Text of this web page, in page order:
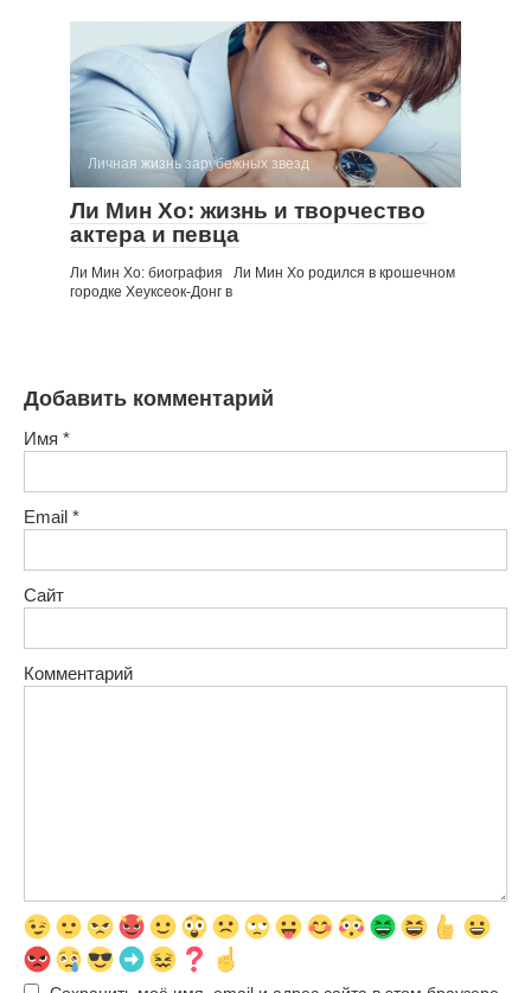
Личная жизнь зарубежных звезд
Ли Мин Хо: жизнь и творчество
актера и певца
Ли Мин Хо: биография Ли Мин Хо родился в крошечном
городке Хеуксеок-Донг в
Добавить комментарий
Имя *
Email *
Сайт
Комментарий